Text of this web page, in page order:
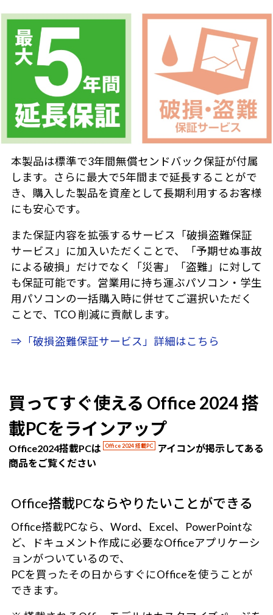
本製品は標準で3年間無償センドバック保証が付属
します。さらに最大で5年間まで延長することがで
き、購入した製品を資産として長期利用するお客様
にも安心です。
また保証内容を拡張するサービス「破損盗難保証
サービス」に加入いただくことで、「予期せぬ事故
による破損」だけでなく「災害」「盗難」に対して
も保証可能です。営業用に持ち運ぶパソコン・学生
用パソコンの一括購入時に併せてご選択いただく
ことで、TCO 削減に貢献します。
⇒「破損盗難保証サービス」詳細はこちら
買ってすぐ使える Office 2024 搭
載PCをラインアップ
Office2024搭載PCは Office 2024 搭載PC
アイコンが掲示してある
商品をご覧ください
Office搭載PCならやりたいことができる
Office搭載PCなら、Word、Excel、PowerPointな
ど、ドキュメント作成に必要なOfficeアプリケーシ
ョンがついているので、
PCを買ったその日からすぐにOfficeを使うことが
できます。